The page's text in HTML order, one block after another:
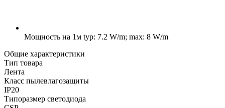
Мощность на 1м typ: 7.2 W/m; max: 8 W/m
Общие характеристики
Тип товара
Лента
Класс пылевлагозащиты
IP20
Типоразмер светодиода